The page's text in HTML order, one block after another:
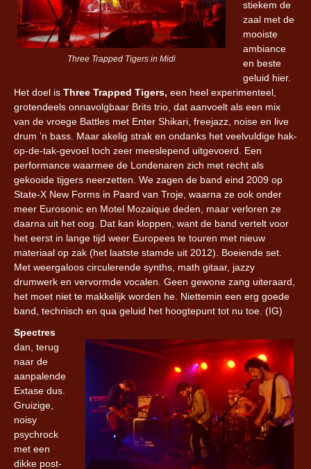
Three Trapped Tigers in Midi
stiekem de
zaal met de
mooiste
ambiance
en beste
geluid hier.
Het doel is Three Trapped Tigers, een heel experimenteel,
grotendeels onnavolgbaar Brits trio, dat aanvoelt als een mix
van de vroege Battles met Enter Shikari, freejazz, noise en live
drum ’n bass. Maar akelig strak en ondanks het veelvuldige hak-
op-de-tak-gevoel toch zeer meeslepend uitgevoerd. Een
performance waarmee de Londenaren zich met recht als
gekooide tijgers neerzetten. We zagen de band eind 2009 op
State-X New Forms in Paard van Troje, waarna ze ook onder
meer Eurosonic en Motel Mozaique deden, maar verloren ze
daarna uit het oog. Dat kan kloppen, want de band vertelt voor
het eerst in lange tijd weer Europees te touren met nieuw
materiaal op zak (het laatste stamde uit 2012). Boeiende set.
Met weergaloos circulerende synths, math gitaar, jazzy
drumwerk en vervormde vocalen. Geen gewone zang uiteraard,
het moet niet te makkelijk worden he. Niettemin een erg goede
band, technisch en qua geluid het hoogtepunt tot nu toe. (IG)
Spectres
dan, terug
naar de
aanpalende
Extase dus.
Gruizige,
noisy
psychrock
met een
dikke post-